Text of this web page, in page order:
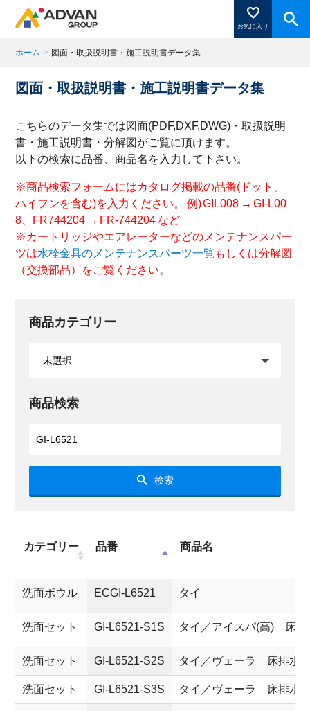
お気に入り
商品ページにある「お気に入り登録」を押すと登録した
商品がここに表示されます。
ホーム > 図面・取扱説明書・施工説明書データ集
図面・取扱説明書・施工説明書データ集
こちらのデータ集では図面(PDF,DXF,DWG)・取扱説明
書・施工説明書・分解図がご覧に頂けます。
以下の検索に品番、商品名を入力して下さい。
※商品検索フォームにはカタログ掲載の品番(ドット、
ハイフンを含む)を入力ください。 例) GIL008 → GI-L00
8、FR744204 → FR-744204 など
※カートリッジやエアレーターなどのメンテナンスパー
ツは水栓金具のメンテナンスパーツ一覧 もしくは分解図
（交換部品）をご覧ください。
商品カテゴリー
商品検索
検索
カテゴリー 品番 商品名
洗面ボウル ECGI-L6521 タイ
洗面セット GI-L6521-S1S タイ／アイスパ(高) 床排
洗面セット GI-L6521-S2S タイ／ヴェーラ 床排水
洗面セット GI-L6521-S3S タイ／ヴェーラ 床排水